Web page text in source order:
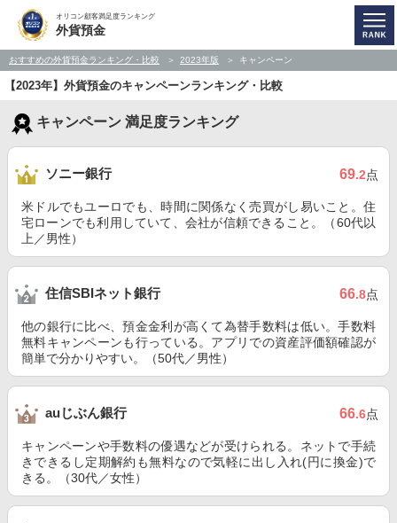
オリコン顧客満足度ランキング
外貨預金
おすすめの外貨預金ランキング・比較 2023年版 キャンペーン
【2023年】外貨預金のキャンペーンランキング・比較
キャンペーン 満足度ランキング
ソニー銀行 69.2点
米ドルでもユーロでも、時間に関係なく売買がし易いこと。住
宅ローンでも利用していて、会社が信頼できること。（60代以
上／男性）
住信SBIネット銀行 66.8点
他の銀行に比べ、預金金利が高くて為替手数料は低い。手数料
無料キャンペーンも行っている。アプリでの資産評価額確認が
簡単で分かりやすい。（50代／男性）
auじぶん銀行 66.6点
キャンペーンや手数料の優遇などが受けられる。ネットで手続
きできるし定期解約も無料なので気軽に出し入れ(円に換金)で
きる。（30代／女性）